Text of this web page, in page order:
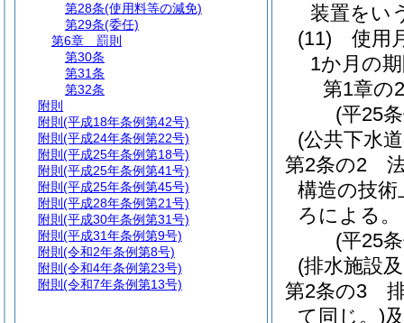
装置をい
(11)
使用
1か月の
第1章の2
(平25
(公共下水
第2条の2
構造の技
ろによる。
(平25
(排水施設
第2条の3
て同じ。)
第28条(使用料等の減免)
第29条(委任)
第6章
罰則
第30条
第31条
第32条
附則
附則 (平成18年条例第42号)
附則 (平成24年条例第22号)
附則 (平成25年条例第18号)
附則 (平成25年条例第41号)
附則 (平成25年条例第45号)
附則 (平成28年条例第21号)
附則 (平成30年条例第31号)
附則 (平成31年条例第9号)
附則 (令和2年条例第8号)
附則 (令和4年条例第23号)
附則 (令和7年条例第13号)